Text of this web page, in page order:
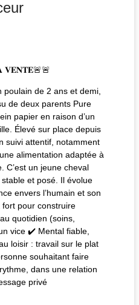
𝐕𝐄𝐍𝐓𝐄🚨🚨
de 2 ans et demi,
de deux parents Pure
papier en raison d’un
Élevé sur place depuis
suivi attentif, notamment
alimentation adaptée à
C’est un jeune cheval
et posé. Il évolue
envers l’humain et son
pour construire
quotidien (soins,
vice ✔️ Mental fiable,
loisir : travail sur le plat
souhaitant faire
dans une relation
privé